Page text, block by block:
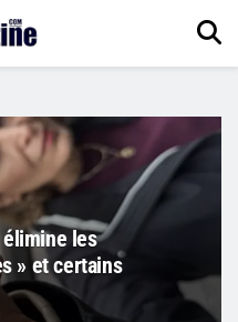
les
» et certains